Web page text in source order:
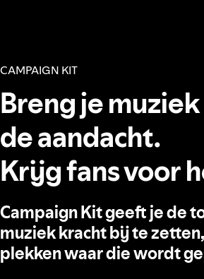
CAMPAIGN KIT
Breng je
de aandacht.
Krijg fans voor
Campaign Kit geeft je de
muziek kracht bij te
plekken waar die wordt